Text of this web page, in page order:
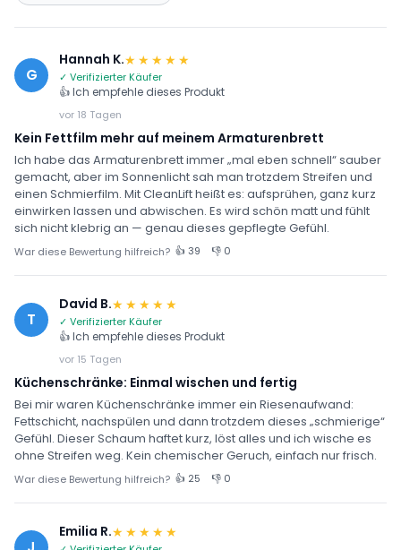
G
Hannah K.★★★★★
✓ Verifizierter Käufer
👍 Ich empfehle dieses Produkt
vor 18 Tagen
Kein Fettfilm mehr auf meinem Armaturenbrett
Ich habe das Armaturenbrett immer „mal eben schnell“ sauber
gemacht, aber im Sonnenlicht sah man trotzdem Streifen und
einen Schmierfilm. Mit CleanLift heißt es: aufsprühen, ganz kurz
einwirken lassen und abwischen. Es wird schön matt und fühlt
sich nicht klebrig an — genau dieses gepflegte Gefühl.
War diese Bewertung hilfreich? 👍 39 👎 0
T
David B.★★★★★
✓ Verifizierter Käufer
👍 Ich empfehle dieses Produkt
vor 15 Tagen
Küchenschränke: Einmal wischen und fertig
Bei mir waren Küchenschränke immer ein Riesenaufwand:
Fettschicht, nachspülen und dann trotzdem dieses „schmierige“
Gefühl. Dieser Schaum haftet kurz, löst alles und ich wische es
ohne Streifen weg. Kein chemischer Geruch, einfach nur frisch.
War diese Bewertung hilfreich? 👍 25 👎 0
Emilia R.★★★★★